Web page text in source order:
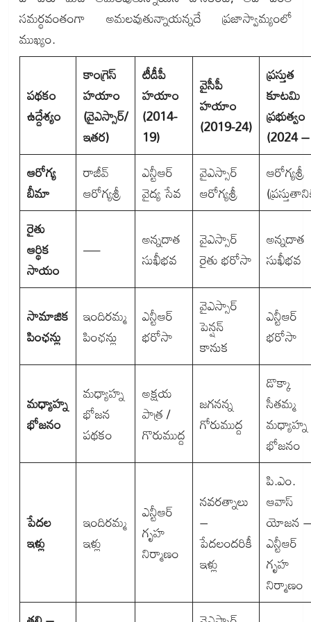
సమర్థవంతంగా అమలవుతున్నాయన్నదే ప్రజాస్వామ్యంలో
ముఖ్యం.
పథకం
ఉద్దేశ్యం
కాంగ్రెస్
హయాం
(వైఎస్సార్/
ఇతర)
టీడీపీ
హయాం
(2014-
19)
వైసీపీ
హయాం
(2019-24)
ప్రస్తుత
కూటమి
ప్రభుత్వం
(2024
ఆరోగ్య
బీమా
రాజీవ్
ఆరోగ్యశ్రీ
ఎన్టీఆర్
వైద్య సేవ
వైఎస్సార్
ఆరోగ్యశ్రీ
ఆరోగ్యశ్రీ
రైతు
ఆర్థిక
సాయం
—
అన్నదాత
సుఖీభవ
వైఎస్సార్
రైతు భరోసా
అన్నదాత
సుఖీభవ
సామాజిక
పింఛన్లు
ఇందిరమ్మ
పింఛన్లు
ఎన్టీఆర్
భరోసా
వైఎస్సార్
పెన్షన్
కానుక
ఎన్టీఆర్
భరోసా
మధ్యాహ్న
భోజనం
మధ్యాహ్న
భోజన
పథకం
అక్షయ
పాత్ర /
గొరుముద్ద
జగనన్న
గోరుముద్ద
డొక్కా
సీతమ్మ
మధ్యాహ్న
భోజనం
పేదల
ఇళ్లు
ఇందిరమ్మ
ఇళ్లు
ఎన్టీఆర్
గృహ
నిర్మాణం
నవరత్నాలు
–
పేదలందరికీ
ఇళ్లు
పి.ఎం.
ఆవాస్
యోజన –
ఎన్టీఆర్
గృహ
నిర్మాణం